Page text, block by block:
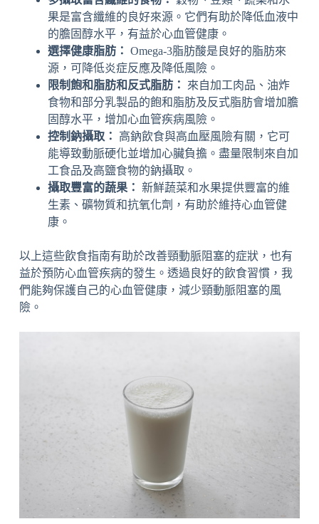
果是富含纖維的良好來源。它們有助於降低血液中
的膽固醇水平，有益於心血管健康。
選擇健康脂肪： Omega-3脂肪酸是良好的脂肪來
源，可降低炎症反應及降低風險。
限制飽和脂肪和反式脂肪：
來自加工肉品、油炸
食物和部分乳製品的飽和脂肪及反式脂肪會增加膽
固醇水平，增加心血管疾病風險。
控制鈉攝取：
高鈉飲食與高血壓風險有關，它可
能導致動脈硬化並增加心臟負擔。盡量限制來自加
工食品及高鹽食物的鈉攝取。
攝取豐富的蔬果： 新鮮蔬菜和水果提供豐富的維
生素、礦物質和抗氧化劑，有助於維持心血管健
康。
以上這些飲食指南有助於改善頸動脈阻塞的症狀，也有
益於預防心血管疾病的發生。透過良好的飲食習慣，我
們能夠保護自己的心血管健康，減少頸動脈阻塞的風
險。